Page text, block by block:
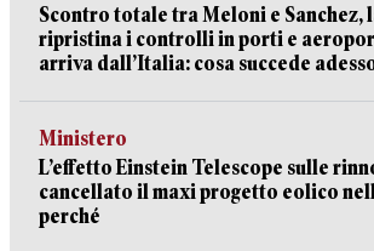
Scontro totale tra Meloni e Sanchez,
ripristina i controlli in porti e
arriva dall’Italia: cosa succede
Ministero
L’effetto Einstein Telescope sulle
cancellato il maxi progetto eolico
perché